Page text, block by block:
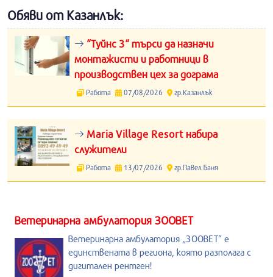
Обяви от Казанлък:
“Туйнс 3“ търси да назначи
монтажисти и работници в
производствен цех за дограма
Работа 07/08/2026 гр.Казанлък
Maria Village Resort набира
служители
Работа 13/07/2026 гр.Павел Баня
Ветеринарна амбулатория ЗООВЕТ
Ветеринарна амбулатория „ЗООВЕТ” е
единствената в региона, която разполага с
дигитален рентген!